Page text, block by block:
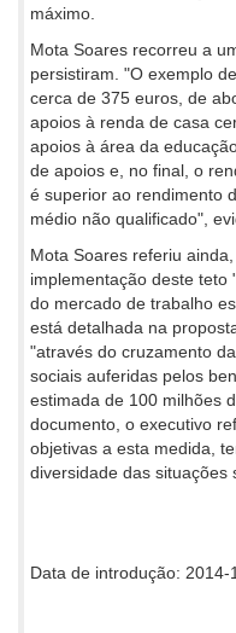
máximo.
Mota Soares recorreu a
persistiram. "O exemplo
cerca de 375 euros, de
apoios à renda de casa
apoios à área da
de apoios e, no final, o
é superior ao rendimento
médio não qualificado",
Mota Soares referiu
implementação deste
do mercado de trabalho
está detalhada na
"através do cruzamento
sociais auferidas pelos
estimada de 100 milhões
documento, o executivo
objetivas a esta medida,
diversidade das situações
Data de introdução: 2014-